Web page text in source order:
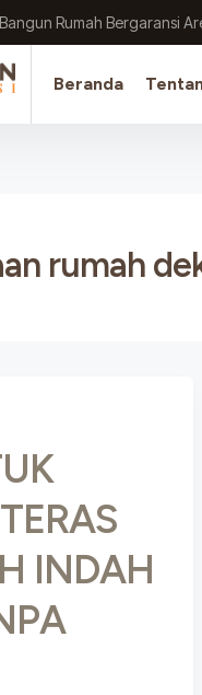
Rumah Bergaransi
Beranda
rumah
INDAH